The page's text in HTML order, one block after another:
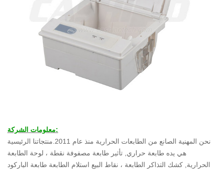
معلومات الشركة:
نحن المهنية الصانع من الطابعات الحرارية منذ عام 2011.منتجاتنا الرئيسية
هي يده طابعة حراري, تأثير طابعة مصفوفة نقطة ، لوحة الطابعة
الحرارية, كشك التذاكر الطابعة ، نقاط البيع استلام الطابعة طابعة الباركود